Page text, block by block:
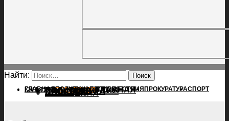
Найти:
ГЛАВНАЯПОЛИТИКАПРОИСШЕСТВИЯ ПРОКУРАТУРАСПОРТ
КУЛЬТУРАПОСЕЛЕНИЯГЛАВНАЯ
ПОЛИТИКА
ПРОИСШЕСТВИЯ
ПРОКУРАТУРА
СПОРТ
КУЛЬТУРА
ПОСЕЛЕНИЯ